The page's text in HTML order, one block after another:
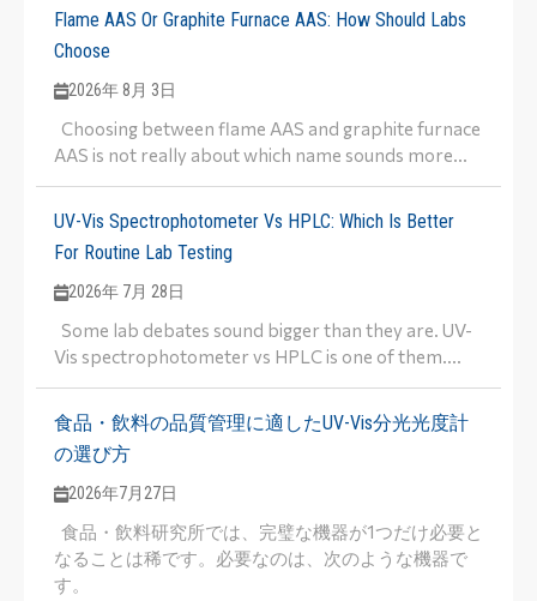
Flame AAS Or Graphite Furnace AAS: How Should Labs
Choose
2026年 8月 3日
Choosing between flame AAS and graphite furnace
AAS is not really about which name sounds more...
UV-Vis Spectrophotometer Vs HPLC: Which Is Better
For Routine Lab Testing
2026年 7月 28日
Some lab debates sound bigger than they are. UV-
Vis spectrophotometer vs HPLC is one of them....
食品・飲料の品質管理に適したUV-Vis分光光度計
の選び方
2026年7月27日
食品・飲料研究所では、完璧な機器が1つだけ必要と
なることは稀です。必要なのは、次のような機器で
す。